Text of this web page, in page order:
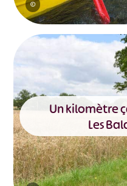
©
Un kilomètre
Les